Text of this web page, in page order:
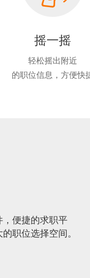
摇一摇
轻松摇出附近
的职位信息，方便快
便捷的求职平
职位选择空间。